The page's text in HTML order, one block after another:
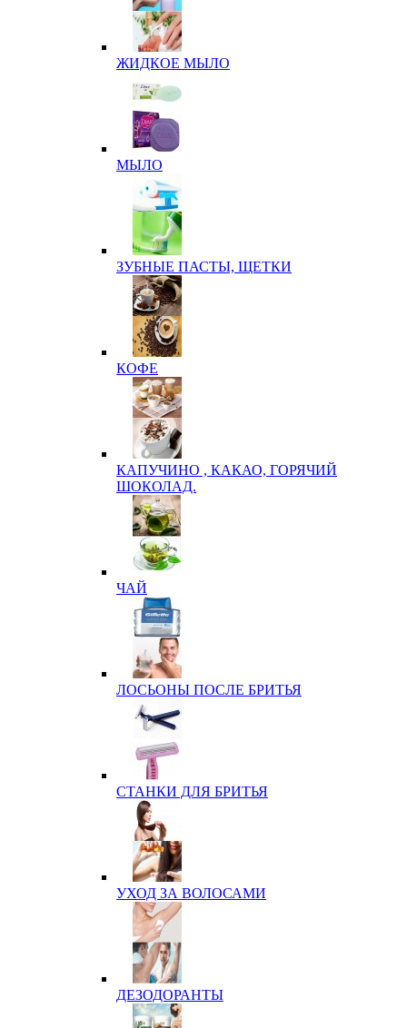
ЖИДКОЕ МЫЛО
МЫЛО
ЗУБНЫЕ ПАСТЫ, ЩЕТКИ
КОФЕ
КАПУЧИНО , КАКАО, ГОРЯЧИЙ
ШОКОЛАД.
ЧАЙ
ЛОСЬОНЫ ПОСЛЕ БРИТЬЯ
СТАНКИ ДЛЯ БРИТЬЯ
УХОД ЗА ВОЛОСАМИ
ДЕЗОДОРАНТЫ